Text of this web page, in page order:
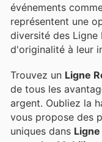
événements
représentent une
diversité des Ligne
d'originalité à leur
Trouvez un Ligne
de tous les
argent. Oubliez la
vous propose des
uniques dans